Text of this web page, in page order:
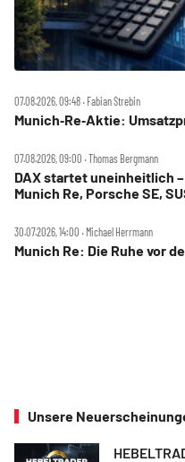
07.08.2026, 09:48 ‧ Fabian Strebin
Munich‑Re‑Aktie:
07.08.2026, 09:00 ‧ Thomas Bergmann
DAX startet uneinheitlich
Munich Re, Porsche SE,
30.07.2026, 14:00 ‧ Michael Herrmann
Munich Re: Die Ruhe vor
Unsere